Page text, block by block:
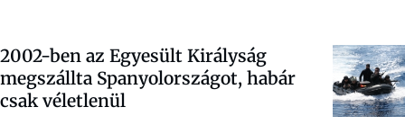
2002-ben az Egyesült Királyság
megszállta Spanyolországot, habár
csak véletlenül